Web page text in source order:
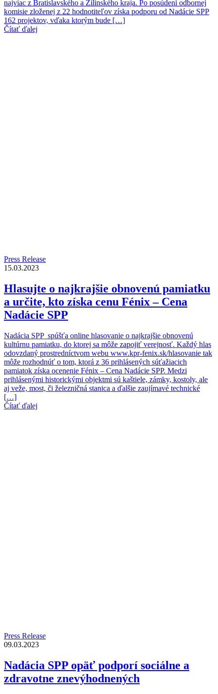
najviac z Bratislavského a Žilinského kraja. Po posúdení odbornej
komisie zloženej z 22 hodnotiteľov získa podporu od Nadácie SPP
162 projektov, vďaka ktorým bude […]
Čítať ďalej
Press Release
15.03.2023
Hlasujte o najkrajšie obnovenú pamiatku
a určite, kto získa cenu Fénix – Cena
Nadácie SPP
Nadácia SPP spúšťa online hlasovanie o najkrajšie obnovenú
kultúrnu pamiatku, do ktorej sa môže zapojiť verejnosť. Každý hlas
odovzdaný prostredníctvom webu www.kpr-fenix.sk/hlasovanie tak
môže rozhodnúť o tom, ktorá z 36 prihlásených súťažiacich
pamiatok získa ocenenie Fénix – Cena Nadácie SPP. Medzi
prihlásenými historickými objektmi sú kaštiele, zámky, kostoly, ale
aj veže, most, či železničná stanica a ďalšie zaujímavé technické
[…]
Čítať ďalej
Press Release
09.03.2023
Nadácia SPP opäť podporí sociálne a
zdravotne znevýhodnených